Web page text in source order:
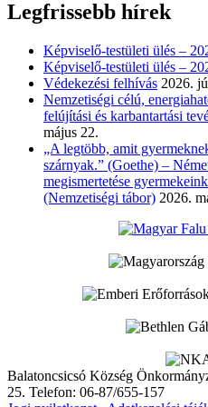
Legfrissebb hírek
Képviselő-testületi ülés –
Képviselő-testületi ülés –
Védekezési felhívás 2026.
Nemzetiségi célú,
felújítási és karbantartási
május 22.
„A legtöbb, amit
szárnyak.” (Goethe) –
megismertetése
(Nemzetiségi tábor) 2026.
Balatoncsicsó Község
25. Telefon: 06-87/655-157